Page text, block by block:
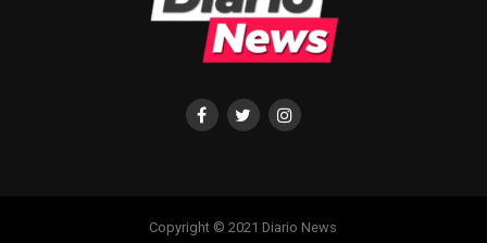
Copyright © 2021 Diario News